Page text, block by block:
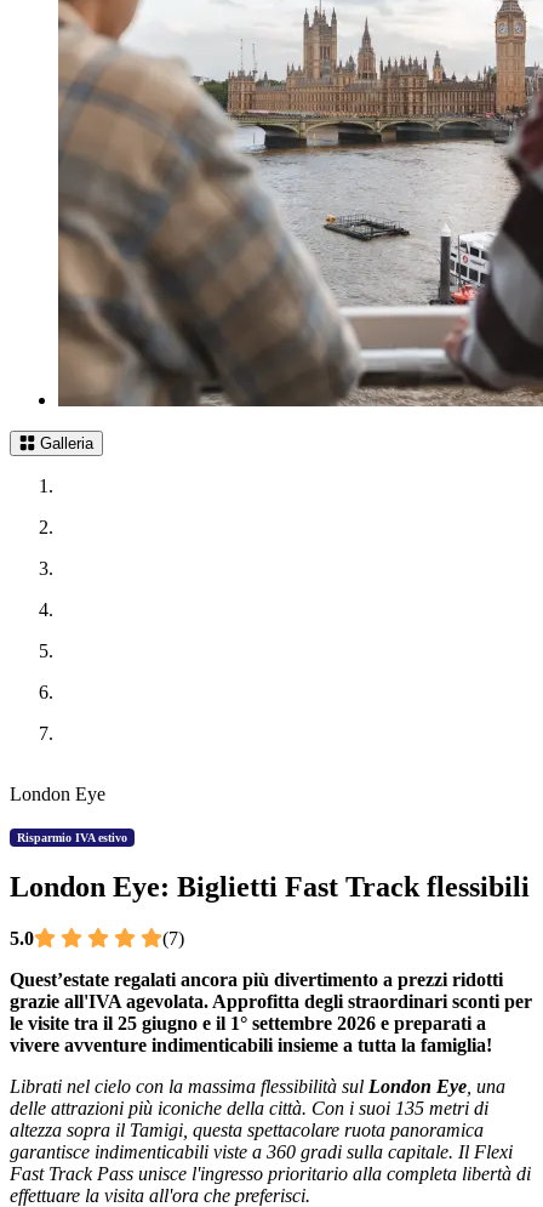
Galleria
London Eye
Risparmio IVA estivo
London Eye: Biglietti Fast Track flessibili
5.0
(7)
Quest’estate regalati ancora più divertimento a prezzi ridotti
grazie all'IVA agevolata. Approfitta degli straordinari sconti per
le visite tra il 25 giugno e il 1° settembre 2026 e preparati a
vivere avventure indimenticabili insieme a tutta la famiglia!
Librati nel cielo con la massima flessibilità sul London Eye , una
delle attrazioni più iconiche della città. Con i suoi 135 metri di
altezza sopra il Tamigi, questa spettacolare ruota panoramica
garantisce indimenticabili viste a 360 gradi sulla capitale. Il Flexi
Fast Track Pass unisce l'ingresso prioritario alla completa libertà di
effettuare la visita all'ora che preferisci.